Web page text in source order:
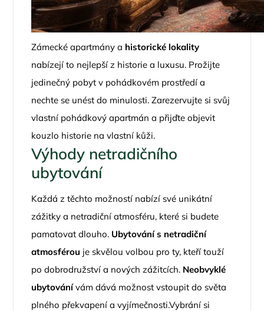
Zámecké apartmány a historické lokality
nabízejí to nejlepší z historie a luxusu. Prožijte
jedinečný pobyt v pohádkovém prostředí a
nechte se unést do minulosti. Zarezervujte si svůj
vlastní pohádkový apartmán a přijďte objevit
kouzlo historie na vlastní kůži.
Výhody netradičního
ubytování
Každá z těchto možností nabízí své unikátní
zážitky a netradiční atmosféru, které si budete
pamatovat dlouho. Ubytování s netradiční
atmosférou je skvělou volbou pro ty, kteří touží
po dobrodružství a nových zážitcích. Neobvyklé
ubytovánívám dává možnost vstoupit do světa
plného překvapení a vyjímečnosti.Vybrání si